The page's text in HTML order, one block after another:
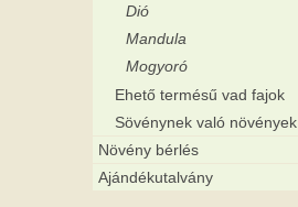
Dió
Mandula
Mogyoró
Ehető termésű vad fajok
Sövénynek való növények
Növény bérlés
Ajándékutalvány